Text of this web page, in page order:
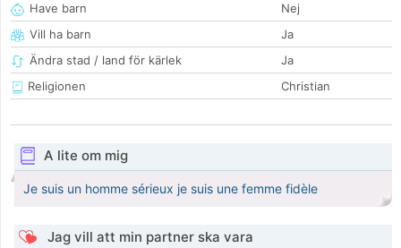
Have barn
Nej
Vill ha barn
Ja
Ändra stad / land för kärlek
Ja
Religionen
Christian
A lite om mig
Je suis un homme sérieux je suis une femme fidèle
Jag vill att min partner ska vara